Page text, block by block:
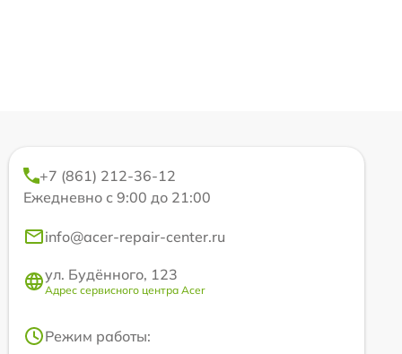
+7 (861) 212-36-12
Ежедневно с 9:00 до 21:00
info@acer-repair-center.ru
ул. Будённого, 123
Адрес сервисного центра Acer
Режим работы: